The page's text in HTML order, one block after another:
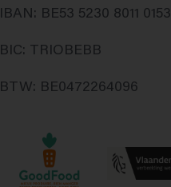
IBAN: BE53 5230 8011 0153
BIC: TRIOBEBB
BTW: BE0472264096